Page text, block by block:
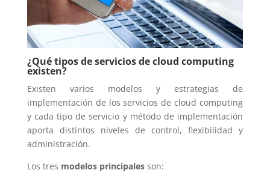
¿Qué tipos de servicios de cloud computing
existen?
Existen varios modelos y estrategias de
implementación de los servicios de cloud computing
y cada tipo de servicio y método de implementación
aporta distintos niveles de control, flexibilidad y
administración.
Los tres modelos principalesson: